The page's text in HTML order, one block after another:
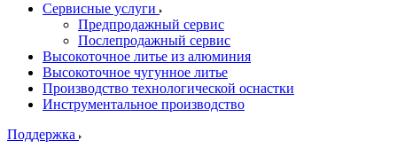
Сервисные услуги
Предпродажный сервис
Послепродажный сервис
Высокоточное литье из алюминия
Высокоточное чугунное литье
Производство технологической оснастки
Инструментальное производство
Поддержка